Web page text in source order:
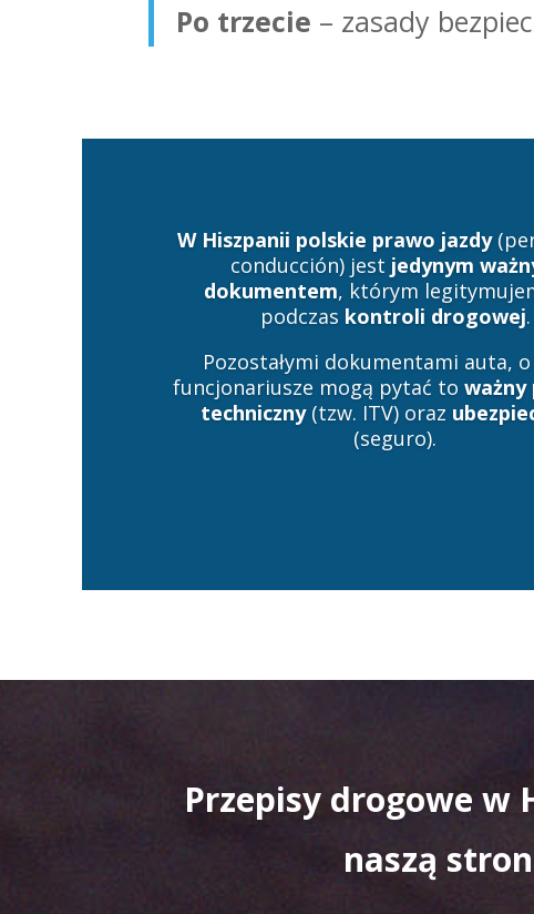
Po trzecie – zasady
W Hiszpanii polskie prawo jazdy
conducción) jest jedynym
dokumentem, którym
podczas kontroli drogowej.
Pozostałymi dokumentami auta,
funcjonariusze mogą pytać to ważny
techniczny(tzw. ITV) oraz
(seguro).
Przepisy drogowe w
naszą